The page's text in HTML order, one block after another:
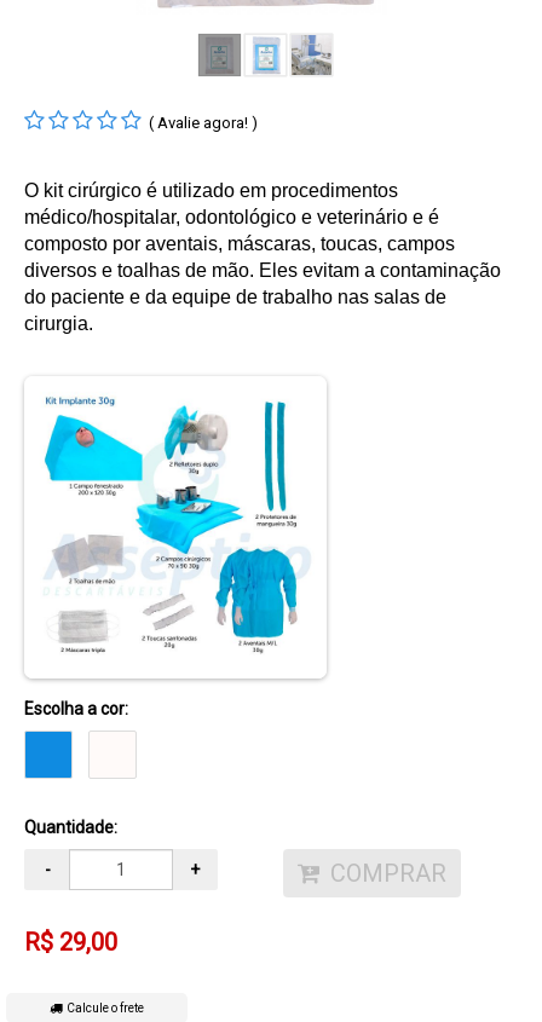
( Avalie agora! )
O kit cirúrgico é utilizado em procedimentos
médico/hospitalar, odontológico e veterinário e é
composto por aventais, máscaras, toucas, campos
diversos e toalhas de mão. Eles evitam a contaminação
do paciente e da equipe de trabalho nas salas de
cirurgia.
Escolha a cor:
Quantidade:
- + COMPRAR
R$ 29,00
Calcule o frete